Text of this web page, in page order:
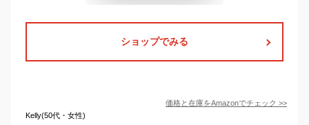
ショップでみる
価格と在庫をAmazonでチェック >>
Kelly(50代・女性)